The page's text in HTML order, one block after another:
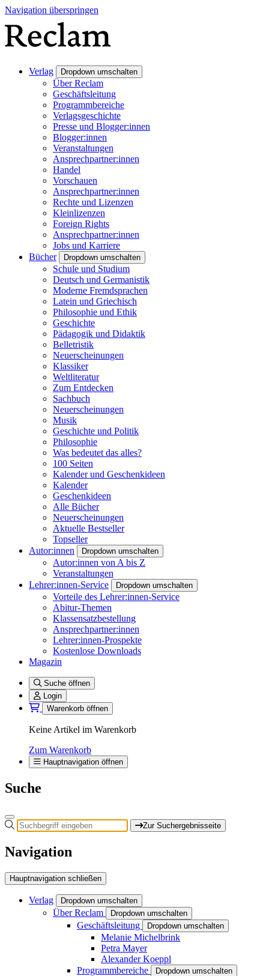
Navigation überspringen
Verlag Dropdown umschalten
Über Reclam
Geschäftsleitung
Programmbereiche
Verlagsgeschichte
Presse und Blogger:innen
Blogger:innen
Veranstaltungen
Ansprechpartner:innen
Handel
Vorschauen
Ansprechpartner:innen
Rechte und Lizenzen
Kleinlizenzen
Foreign Rights
Ansprechpartner:innen
Jobs und Karriere
Bücher
Dropdown umschalten
Schule und Studium
Deutsch und Germanistik
Moderne Fremdsprachen
Latein und Griechisch
Philosophie und Ethik
Geschichte
Pädagogik und Didaktik
Belletristik
Neuerscheinungen
Klassiker
Weltliteratur
Zum Entdecken
Sachbuch
Neuerscheinungen
Musik
Geschichte und Politik
Philosophie
Was bedeutet das alles?
100 Seiten
Kalender und Geschenkideen
Kalender
Geschenkideen
Alle Bücher
Neuerscheinungen
Aktuelle Bestseller
Topseller
Autor:innen
Dropdown umschalten
Autor:innen von A bis Z
Veranstaltungen
Lehrer:innen-Service
Dropdown umschalten
Vorteile des Lehrer:innen-Service
Abitur-Themen
Klassensatzbestellung
Ansprechpartner:innen
Lehrer:innen-Prospekte
Kostenlose Downloads
Magazin
Suche öffnen
Login
Warenkorb öffnen
Keine Artikel im Warenkorb
Zum Warenkorb
Hauptnavigation öffnen
Suche
Zur Suchergebnisseite
Navigation
Hauptnavigation schließen
Verlag Dropdown umschalten
Über Reclam Dropdown umschalten
Geschäftsleitung Dropdown umschalten
Melanie Michelbrink
Petra Mayer
Alexander Koeppl
Programmbereiche
Dropdown umschalten